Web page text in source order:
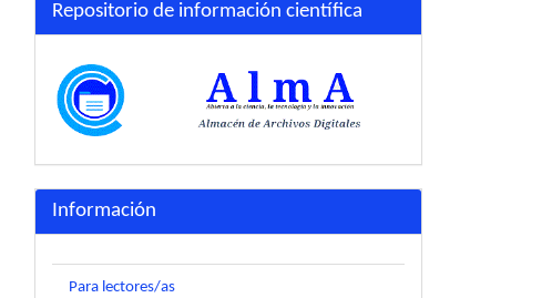
Repositorio de información científica
Información
Para lectores/as